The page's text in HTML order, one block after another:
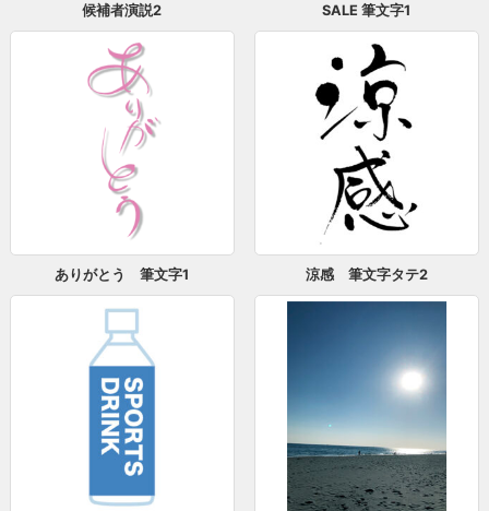
候補者演説2 SALE 筆文字1
ありがとう 筆文字1 涼感 筆文字タテ2